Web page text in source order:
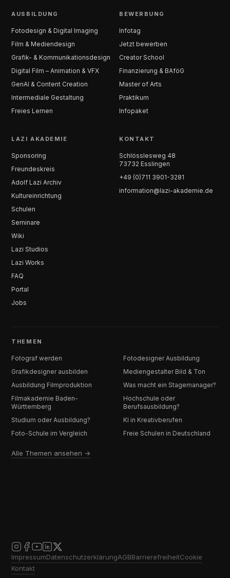
AUSBILDUNG
Fotodesign & Digital Imaging
Film & Mediendesign
Grafik- & Kommunikationsdesign
Digital Film – Animation & VFX
GenAI & Content Creation
Intermediale Gestaltung
Freies Lernen
BEWERBUNG
Infotag
Jetzt bewerben
Creator School
Finanzierung & BAföG
Master of Arts
Praktikum
Infopaket
LAZI AKADEMIE
Sponsoring
Freundeskreis
Adolf Lazi Archiv
Kultureinrichtung
Schulen
Seminare
Wiki
Lazi Studios
Lazi Works
FAQ
Portal
Jobs
KONTAKT
Schlösslesweg 48
73732 Esslingen
+49 (0)711 3901-3281
information@lazi-akademie.de
THEMEN
Fotograf werden
Fotodesigner Ausbildung
Grafikdesigner ausbilden
Mediengestalter Bild & Ton
Ausbildung Filmproduktion
Was macht ein Stagemanager?
Filmakademie Baden-
Württemberg
Hochschule oder
Berufsausbildung?
Studium oder Ausbildung?
KI in Kreativberufen
Foto-Schule im Vergleich
Freie Schulen in Deutschland
Alle Themen ansehen →
ImpressumDatenschutzerklärungAGBBarrierefreiheitCookie
Kontakt